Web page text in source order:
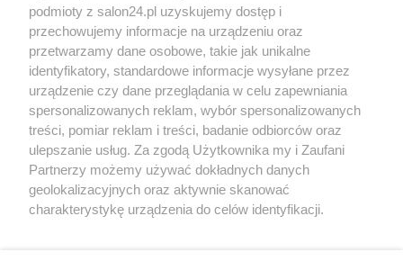
Społeczeństwo
Kultura
X Facebook Instagram Youtube
podmioty z salon24.pl uzyskujemy dostęp i
przechowujemy informacje na urządzeniu oraz
przetwarzamy dane osobowe, takie jak unikalne
identyfikatory, standardowe informacje wysyłane przez
urządzenie czy dane przeglądania w celu zapewniania
spersonalizowanych reklam, wybór spersonalizowanych
treści, pomiar reklam i treści, badanie odbiorców oraz
ulepszanie usług. Za zgodą Użytkownika my i Zaufani
Partnerzy możemy używać dokładnych danych
geolokalizacyjnych oraz aktywnie skanować
charakterystykę urządzenia do celów identyfikacji.